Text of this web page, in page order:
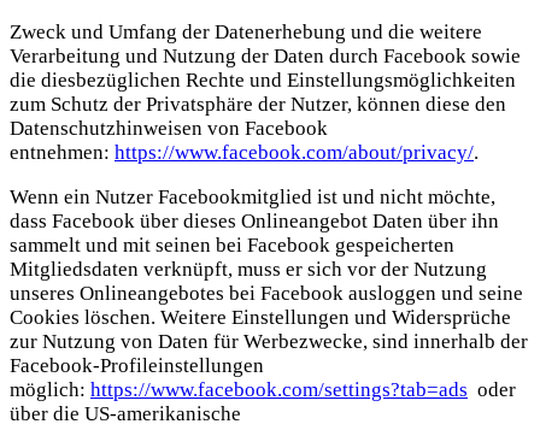
Zweck und Umfang der Datenerhebung und die weitere
Verarbeitung und Nutzung der Daten durch Facebook sowie
die diesbezüglichen Rechte und Einstellungsmöglichkeiten
zum Schutz der Privatsphäre der Nutzer, können diese den
Datenschutzhinweisen von Facebook
entnehmen: https://www.facebook.com/about/privacy/.
Wenn ein Nutzer Facebookmitglied ist und nicht möchte,
dass Facebook über dieses Onlineangebot Daten über ihn
sammelt und mit seinen bei Facebook gespeicherten
Mitgliedsdaten verknüpft, muss er sich vor der Nutzung
unseres Onlineangebotes bei Facebook ausloggen und seine
Cookies löschen. Weitere Einstellungen und Widersprüche
zur Nutzung von Daten für Werbezwecke, sind innerhalb der
Facebook-Profileinstellungen
möglich: https://www.facebook.com/settings?tab=ads oder
über die US-amerikanische